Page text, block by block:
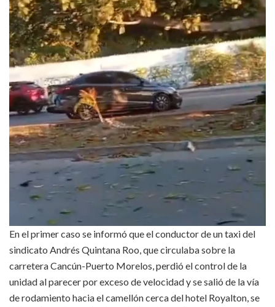
En el primer caso se informó que el conductor de un taxi del
sindicato Andrés Quintana Roo, que circulaba sobre la
carretera Cancún-Puerto Morelos, perdió el control de la
unidad al parecer por exceso de velocidad y se salió de la vía
de rodamiento hacia el camellón cerca del hotel Royalton, se